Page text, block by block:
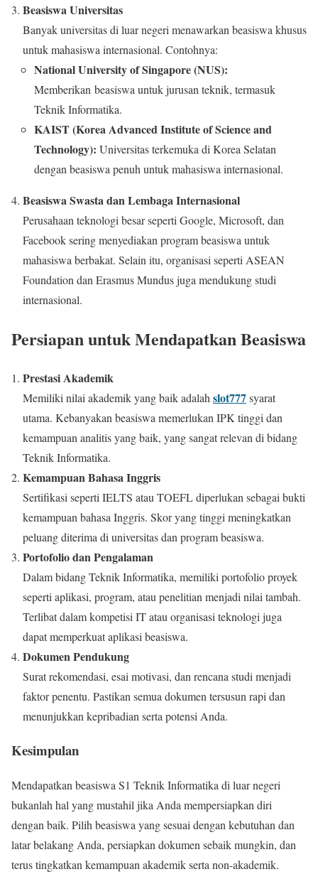
Beasiswa Universitas
Banyak universitas di luar negeri menawarkan beasiswa khusus
untuk mahasiswa internasional. Contohnya:
National University of Singapore (NUS):
Memberikan beasiswa untuk jurusan teknik, termasuk
Teknik Informatika.
KAIST (Korea Advanced Institute of Science and
Technology): Universitas terkemuka di Korea Selatan
dengan beasiswa penuh untuk mahasiswa internasional.
Beasiswa Swasta dan Lembaga Internasional
Perusahaan teknologi besar seperti Google, Microsoft, dan
Facebook sering menyediakan program beasiswa untuk
mahasiswa berbakat. Selain itu, organisasi seperti ASEAN
Foundation dan Erasmus Mundus juga mendukung studi
internasional.
Persiapan untuk Mendapatkan Beasiswa
Prestasi Akademik
Memiliki nilai akademik yang baik adalah slot777syarat
utama. Kebanyakan beasiswa memerlukan IPK tinggi dan
kemampuan analitis yang baik, yang sangat relevan di bidang
Teknik Informatika.
Kemampuan Bahasa Inggris
Sertifikasi seperti IELTS atau TOEFL diperlukan sebagai bukti
kemampuan bahasa Inggris. Skor yang tinggi meningkatkan
peluang diterima di universitas dan program beasiswa.
Portofolio dan Pengalaman
Dalam bidang Teknik Informatika, memiliki portofolio proyek
seperti aplikasi, program, atau penelitian menjadi nilai tambah.
Terlibat dalam kompetisi IT atau organisasi teknologi juga
dapat memperkuat aplikasi beasiswa.
Dokumen Pendukung
Surat rekomendasi, esai motivasi, dan rencana studi menjadi
faktor penentu. Pastikan semua dokumen tersusun rapi dan
menunjukkan kepribadian serta potensi Anda.
Kesimpulan
Mendapatkan beasiswa S1 Teknik Informatika di luar negeri
bukanlah hal yang mustahil jika Anda mempersiapkan diri
dengan baik. Pilih beasiswa yang sesuai dengan kebutuhan dan
latar belakang Anda, persiapkan dokumen sebaik mungkin, dan
terus tingkatkan kemampuan akademik serta non-akademik.